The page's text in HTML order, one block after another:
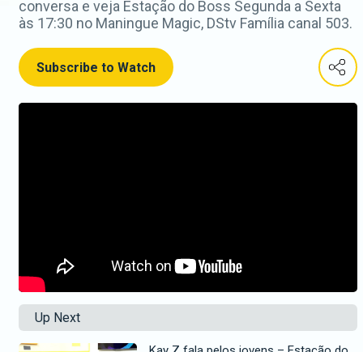
conversa e veja Estação do Boss Segunda a Sexta
às 17:30 no Maningue Magic, DStv Família canal 503.
Subscribe to Watch
Up Next